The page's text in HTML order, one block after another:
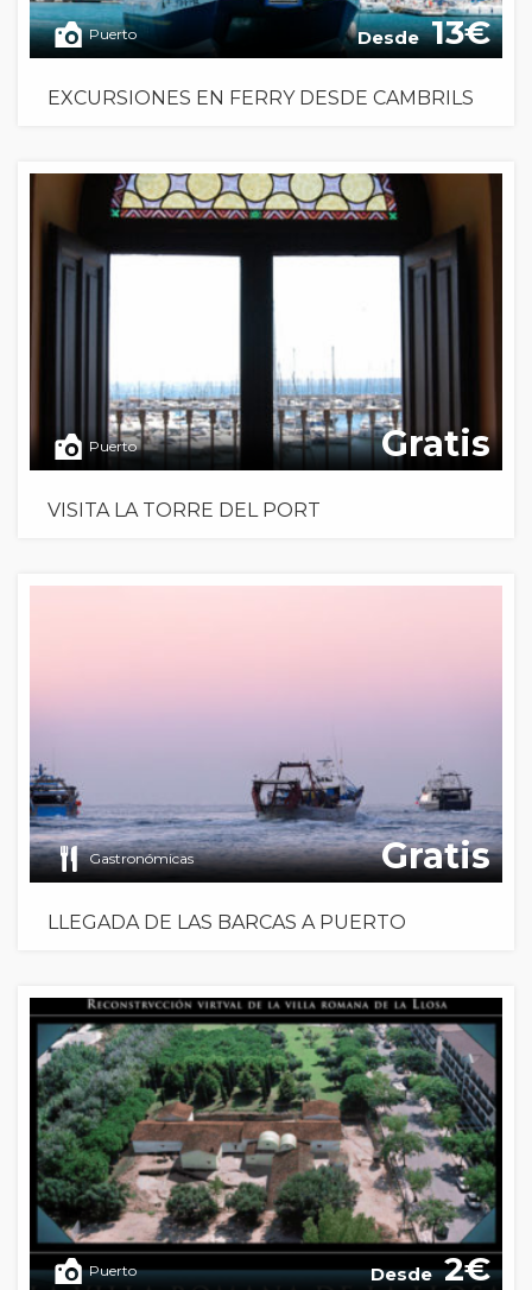
Puerto Desde 13
EXCURSIONES EN FERRY DESDE CAMBRILS
Puerto Gratis
VISITA LA TORRE DEL PORT
Gastronómicas Gratis
LLEGADA DE LAS BARCAS A PUERTO
Puerto Desde 2